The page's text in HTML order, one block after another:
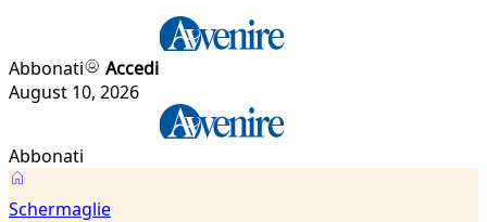
Abbonati
Accedi
August 10, 2026
Abbonati
Schermaglie